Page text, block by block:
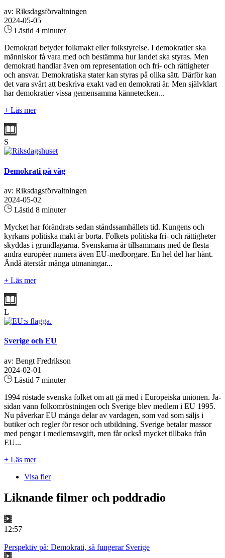
av: Riksdagsförvaltningen
2024-05-05
Lästid 4 minuter
Demokrati betyder folkmakt eller folkstyrelse. I demokratier ska
människor få vara med och bestämma hur landet ska styras. Men
demokrati handlar även om representation och fri- och rättigheter
och ansvar. Demokratiska stater kan styras på olika sätt. Därför kan
det vara svårt att beskriva exakt vad en demokrati är. Men självklart
har demokratier vissa gemensamma kännetecken...
+ Läs mer
S
Demokrati på väg
av: Riksdagsförvaltningen
2024-05-02
Lästid 8 minuter
Mycket har förändrats sedan ståndssamhällets tid. Kungens och
kyrkans politiska makt är borta. Folkets politiska fri- och rättigheter
skyddas i grundlagarna. Svenskarna är tillsammans med de flesta
andra européer numera även EU-medborgare. En hel del har hänt.
Ändå återstår många utmaningar...
+ Läs mer
L
Sverige och EU
av: Bengt Fredrikson
2024-02-01
Lästid 7 minuter
1994 röstade svenska folket om att gå med i Europeiska unionen. Ja-
sidan vann folkomröstningen och Sverige blev medlem i EU 1995.
Nu påverkar EU många delar av vardagen, som vad som säljs i
butiker och regler för resor och utbildning. Sverige betalar massor
med pengar i medlemsavgift, men får också mycket tillbaka från
EU...
+ Läs mer
Visa fler
Liknande filmer och poddradio
12:57
Perspektiv på: Demokrati, så fungerar Sverige